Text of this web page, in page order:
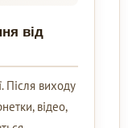
від
Після виходу
відео,